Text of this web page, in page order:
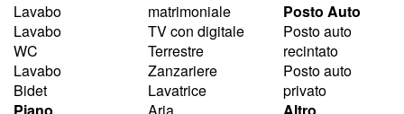
Lavabo
Lavabo
WC
Lavabo
Bidet
Piano
matrimoniale
TV con digitale
Terrestre
Zanzariere
Lavatrice
Aria
Posto Auto
Posto auto
recintato
Posto auto
privato
Altro